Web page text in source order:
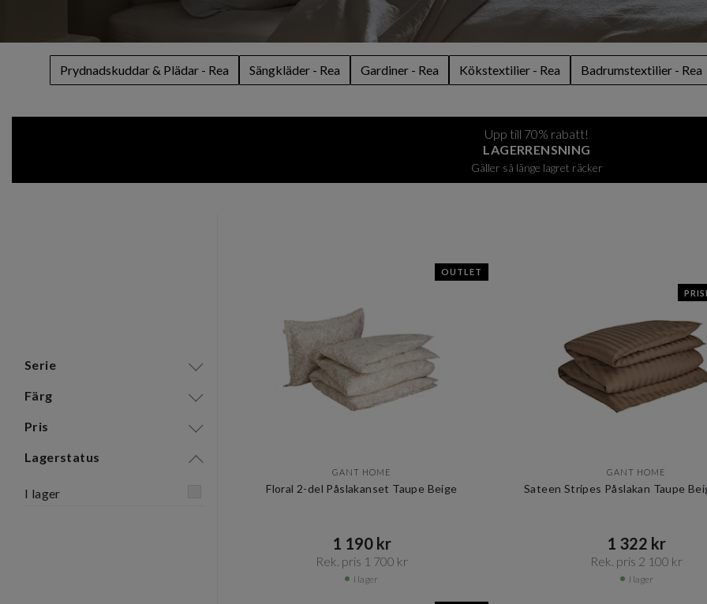
Prydnadskuddar & Plädar - Rea Sängkläder - Rea Gardiner - Rea Kökstextilier - Rea Badrumstextilier - Rea
Upp till 70% rabatt!
LAGERRENSNING
Gäller så länge lagret räcker
Serie
Färg
Pris
Lagerstatus
I lager
OUTLET
GANT HOME
Floral 2-del Påslakanset Taupe Beige
1 190 kr​​
Rek. pris 1 700 kr​​
I lager
GANT HOME
Sateen Stripes Påslakan Taupe
1 322 kr​​
Rek. pris 2 100 kr​​
I lager